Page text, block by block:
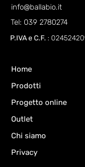
info@ballabio.it
Tel: 039 2780274
P.IVA e C.F. :
Home
Prodotti
Progetto online
Outlet
Chi siamo
Privacy